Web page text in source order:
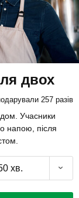
двох
257 разів
Учасники
напою, після
хв.